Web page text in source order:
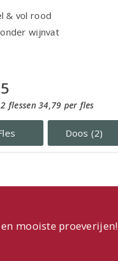
& vol rood
wijnvat
flessen 34,79 per fles
Doos (2)
mooiste proeverijen!